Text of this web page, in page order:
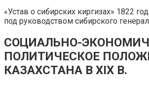
«Устав о сибирских киргизах» 1822
под руководством сибирского
СОЦИАЛЬНО-
ПОЛИТИЧЕСКОЕ
КАЗАХСТАНА В XIX В.